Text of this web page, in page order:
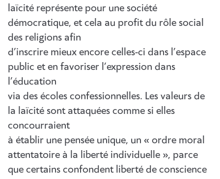
laïcité représente pour une société
démocratique, et cela au profit du rôle social
des religions afin
d’inscrire mieux encore celles-ci dans l’espace
public et en favoriser l’expression dans
l’éducation
via des écoles confessionnelles. Les valeurs de
la laïcité sont attaquées comme si elles
concourraient
à établir une pensée unique, un « ordre moral
attentatoire à la liberté individuelle », parce
que certains confondent liberté de conscience